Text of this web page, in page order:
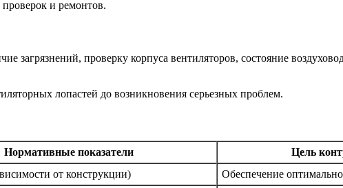
и ремонтов.
загрязнений, проверку корпуса вентиляторов, состояние
лопастей до возникновения серьезных проблем.
Нормативные показатели
Цель
от конструкции)
Обеспечение